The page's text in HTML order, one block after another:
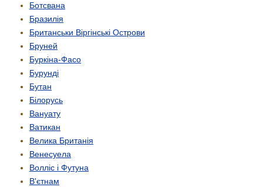
Ботсвана
Бразилія
Британськи Віргінські Острови
Бруней
Буркіна-Фасо
Бурунді
Бутан
Білорусь
Вануату
Ватикан
Велика Британія
Венесуела
Волліс і Футуна
В'єтнам